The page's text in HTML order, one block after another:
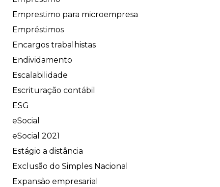
Emprestimo para microempresa
Empréstimos
Encargos trabalhistas
Endividamento
Escalabilidade
Escrituração contábil
ESG
eSocial
eSocial 2021
Estágio a distância
Exclusão do Simples Nacional
Expansão empresarial